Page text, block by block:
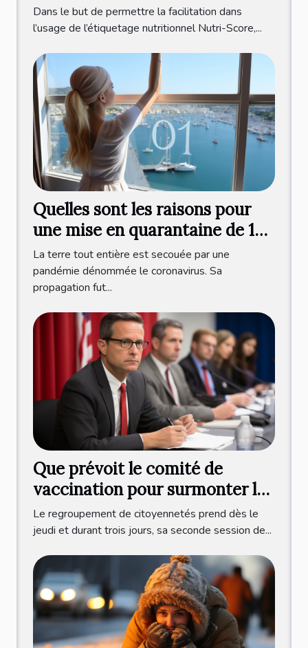
Dans le but de permettre la facilitation dans
l’usage de l’étiquetage nutritionnel Nutri-Score,...
Quelles sont les raisons pour
une mise en quarantaine de 10
jours après le test ?
La terre tout entière est secouée par une
pandémie dénommée le coronavirus. Sa
propagation fut...
Que prévoit le comité de
vaccination pour surmonter la
crise sanitaire ?
Le regroupement de citoyennetés prend dès le
jeudi et durant trois jours, sa seconde session de...